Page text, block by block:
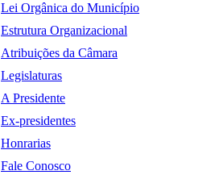
Lei Orgânica do Município
Estrutura Organizacional
Atribuições da Câmara
Legislaturas
A Presidente
Ex-presidentes
Honrarias
Fale Conosco